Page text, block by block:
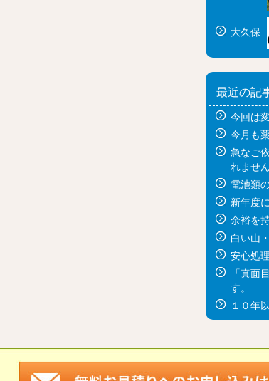
大久保
最近の記
今回は
今月も
急なご
れません
電池類
新年度
余裕を
白い山
安心処理
「真面
す。
１０年